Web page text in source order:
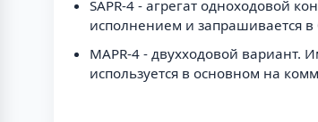
SAPR-4 - агрегат одноходовой
исполнением и запрашивается
MAPR-4 - двухходовой
используется в основном на